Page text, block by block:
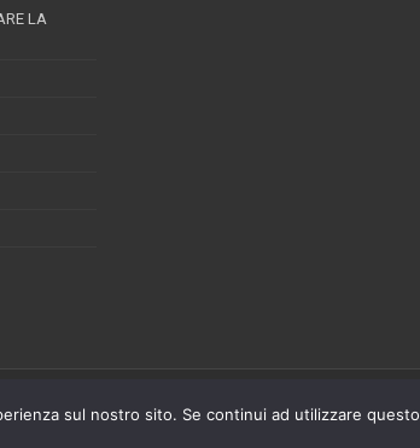
LA
sul nostro sito. Se continui ad utilizzare